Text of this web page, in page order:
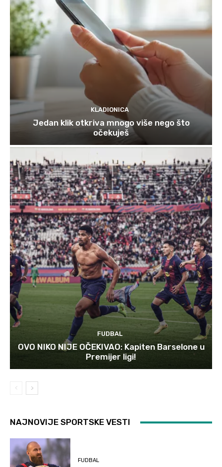
KLADIONICA
Jedan klik otkriva mnogo više nego što
očekuješ
FUDBAL
OVO NIKO NIJE OČEKIVAO: Kapiten Barselone u
Premijer ligi!
NAJNOVIJE SPORTSKE VESTI
FUDBAL